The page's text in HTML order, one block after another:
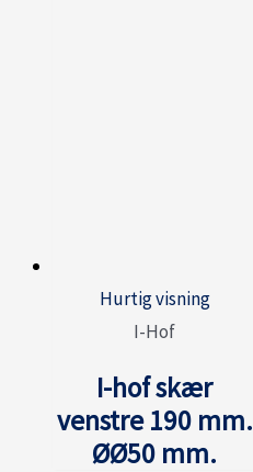
Hurtig visning
I-Hof
I-hof skær
venstre 190 mm.
ØØ50 mm.